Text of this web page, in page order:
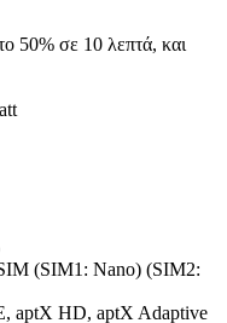
50% σε 10 λεπτά, και
(SIM1: Nano) (SIM2:
aptX HD, aptX Adaptive